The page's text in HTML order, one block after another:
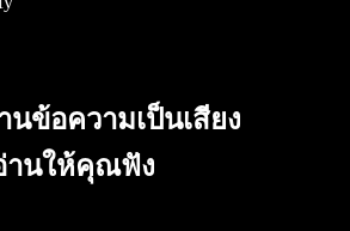
นข้อความเป็นเสียง
านให้คุณฟัง